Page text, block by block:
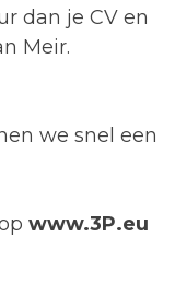
dan je CV en
Meir.
we snel een
www.3P.eu